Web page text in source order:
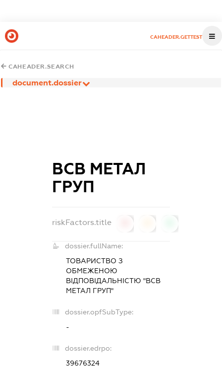
CAHEADER.GETTEST
CAHEADER.SEARCH
document.dossier
ВСВ МЕТАЛ
ГРУП
riskFactors.title
dossier.fullName:
ТОВАРИСТВО З
ОБМЕЖЕНОЮ
ВІДПОВІДАЛЬНІСТЮ "ВСВ
МЕТАЛ ГРУП"
dossier.opfSubType:
-
dossier.edrpo:
39676324